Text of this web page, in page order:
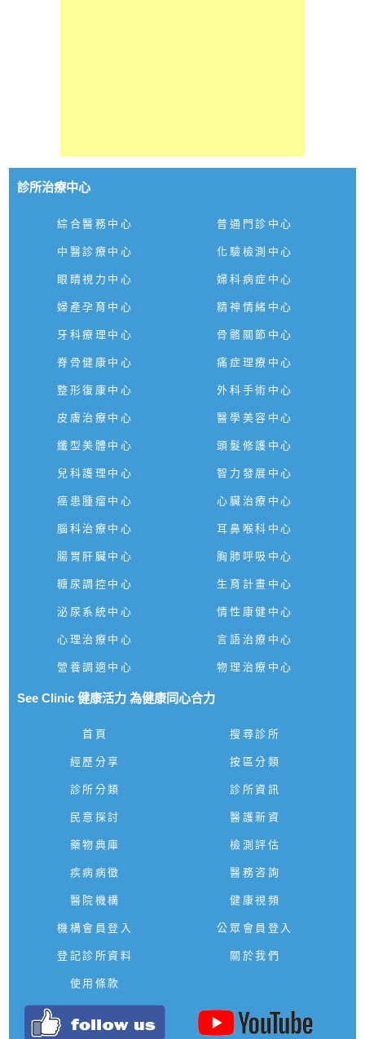
診所治療中心
綜合醫務中心 普通門診中心
中醫診療中心 化驗檢測中心
眼睛視力中心 婦科病症中心
婦產孕育中心 精神情緒中心
牙科療理中心 骨骼關節中心
脊骨健康中心 痛症理療中心
整形復康中心 外科手術中心
皮膚治療中心 醫學美容中心
纖型美體中心 頭髮修護中心
兒科護理中心 智力發展中心
癌患腫瘤中心 心臟治療中心
腦科治療中心 耳鼻喉科中心
腸胃肝臟中心 胸肺呼吸中心
糖尿調控中心 生育計畫中心
泌尿系統中心 情性康健中心
心理治療中心 言語治療中心
營養調適中心 物理治療中心
See Clinic 健康活力 為健康同心合力
首頁 搜尋診所
經歷分享 按區分類
診所分類 診所資訊
民意探討 醫護新資
藥物典庫 檢測評估
疾病病徵 醫務咨詢
醫院機構 健康視頻
機構會員登入 公眾會員登入
登記診所資料 關於我們
使用條款